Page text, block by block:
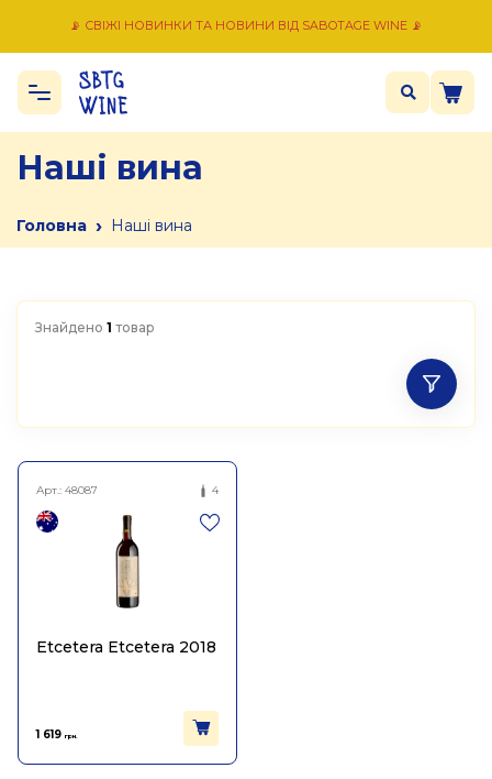
📡 СВІЖІ НОВИНКИ ТА НОВИНИ ВІД SABOTAGE WINE 📡
Наші вина
Головна › Наші вина
Знайдено 1 товар
Арт.: 48087 4
Etcetera Etcetera 2018
1 619 грн.